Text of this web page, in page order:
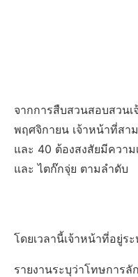
จากการสืบสวนสอบสวน
พฤศจิกายน เจ้าหน้าที่ส
และ 40 ต้องสงสัยมีควา
และ ไตก๊กจุ่ย ตามลำดับ
โดยเวลานี้เจ้าหน้าที่อยู่ร
รายงานระบุว่าโทษการ